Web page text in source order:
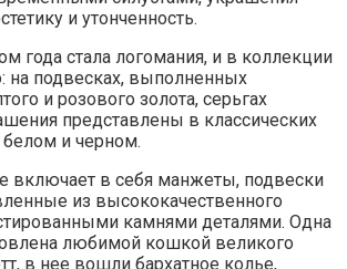
и утонченность.
года стала логомания, и в коллекции
на подвесках, выполненных
и розового золота, серьгах
представлены в классических
и черном.
включает в себя манжеты, подвески
из высококачественного
камнями деталями. Одна
любимой кошкой великого
в нее вошли бархатное колье,